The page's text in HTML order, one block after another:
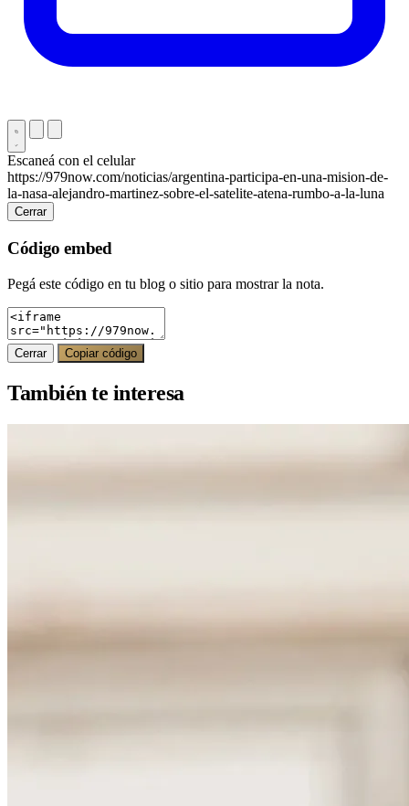
Escaneá con el celular
https://979now.com/noticias/argentina-participa-en-una-mision-de-
la-nasa-alejandro-martinez-sobre-el-satelite-atena-rumbo-a-la-luna
Cerrar
Código embed
Pegá este código en tu blog o sitio para mostrar la nota.
Cerrar Copiar código
También te interesa